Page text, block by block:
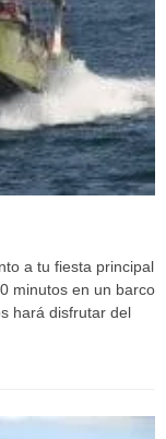
a tu fiesta principal
minutos en un barco
hará disfrutar del